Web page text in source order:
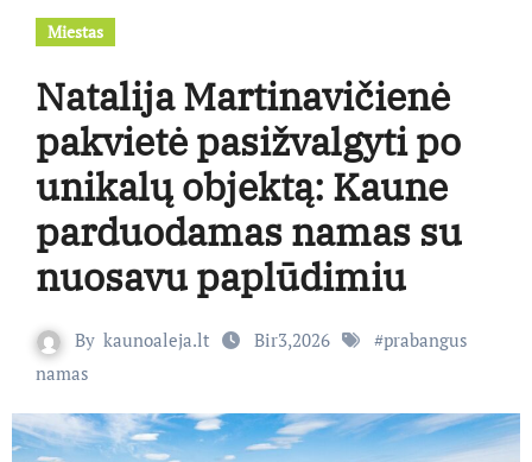
Miestas
Natalija Martinavičienė
pakvietė pasižvalgyti po
unikalų objektą: Kaune
parduodamas namas su
nuosavu paplūdimiu
By kaunoaleja.lt Bir3,2026 #prabangus
namas